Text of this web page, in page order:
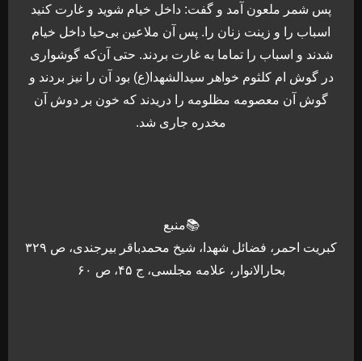
پس شمر ملعون آمد و گفت: داخل خیام شوید و غارت کنید
اسباب را و زینت زنان را. پس آن ملاعین بی‌حیا داخل خیام
شدند و اسباب را تماما به غارت بردند. حتی آن‌که گوشواری
در گوش ام کلثوم خواهر سیدالشهدا(ع) بود آن را نیز بردند و
گوش آن معصومه مظلومه را دریدند که خون بر دوش آن
مخدره جاری شد.
📚منبع
کبریت احمر، فضائل شهدا، شیخ محمدباقر بیرجندی، ص ۳۲۹
بحارالانوار، علامه مجلسی، ج ۴۵، ص ۶۰